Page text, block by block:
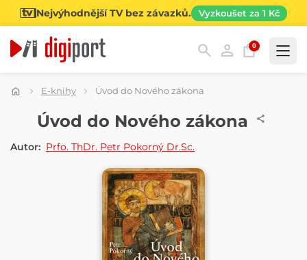
Nejvýhodnější TV bez závazků. Vyzkoušet za 1 Kč
0
Kategorie
E-knihy Úvod do Nového zákona
E-KNIHAÚvod do Nového zákona
Autor: Prfo. ThDr. Petr Pokorný Dr.Sc.